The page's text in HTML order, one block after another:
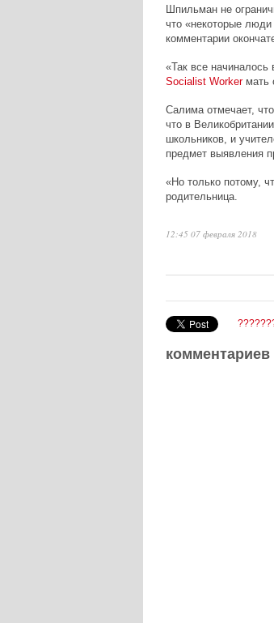
Шпильман не
что «некоторые
комментарии
«Так все начиналось
Socialist Workerмать
Салима отмечает,
что в
школьников, и
предмет выявления
«Но только потому,
родительница.
12:45 07 февраля 2018
комментариев